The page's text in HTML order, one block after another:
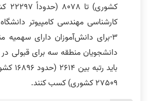
کارشناسی مهندسی کامپیوتر
3-برای دانش‌آموزان دارای
دانشجویان منطقه سه برای قبولی
27509 کشوری) کسب کنند.